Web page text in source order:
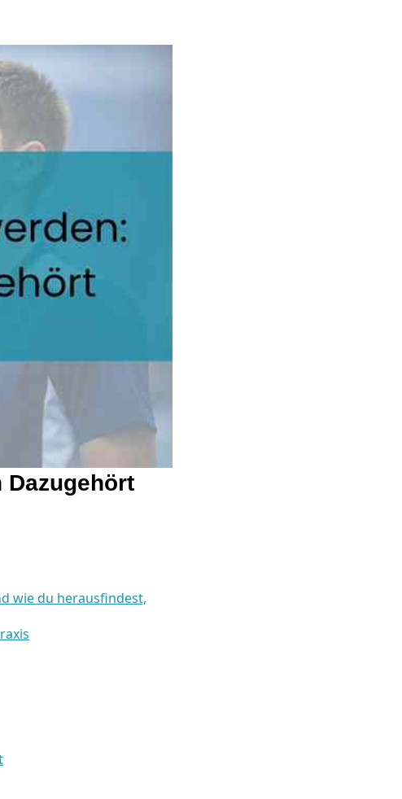
Dazugehört
wie du herausfindest,